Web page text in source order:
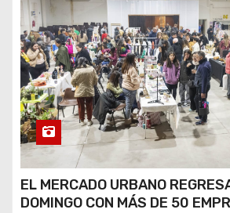
EL MERCADO URBANO
DOMINGO CON MÁS DE 50